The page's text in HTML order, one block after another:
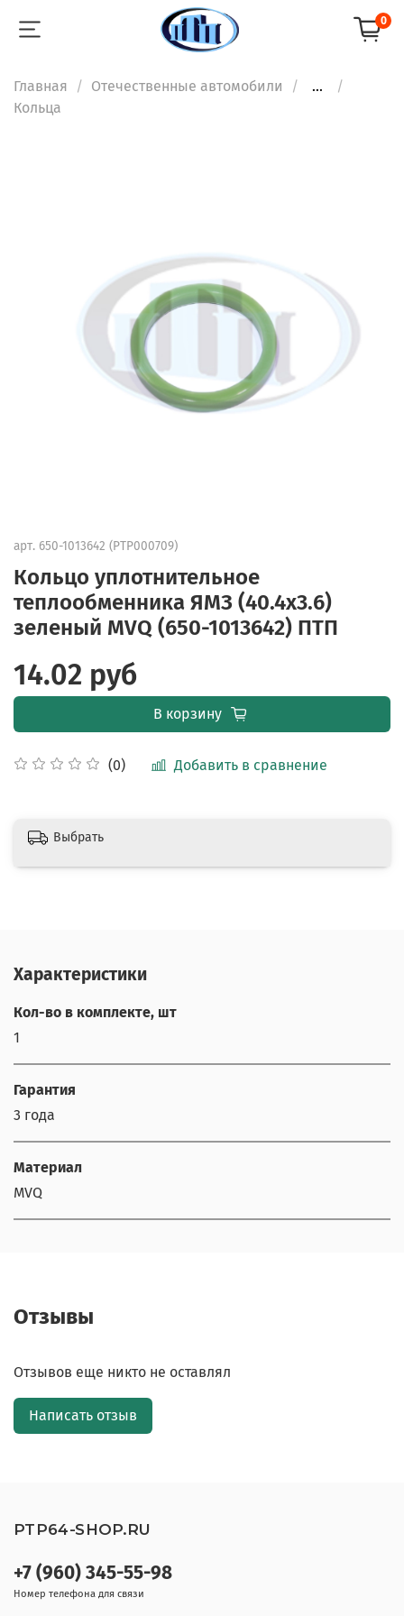
0
Главная Отечественные автомобили
...
Кольца
арт. 650-1013642 (PTP000709)
Кольцо уплотнительное
теплообменника ЯМЗ (40.4х3.6)
зеленый MVQ (650-1013642) ПТП
(0) Добавить в сравнение
14.02 руб
В корзину
Выбрать
Характеристики
Кол-во в комплекте, шт
1
Гарантия
3 года
Материал
MVQ
Отзывы
Отзывов еще никто не оставлял
Написать отзыв
+7 (960) 345-55-98
Номер телефона для связи
PTP64-SHOP.RU